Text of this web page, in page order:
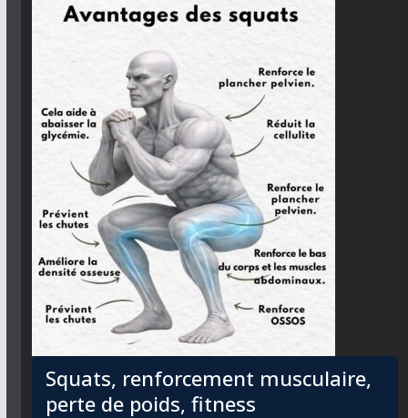
Squats, renforcement musculaire,
perte de poids, fitness